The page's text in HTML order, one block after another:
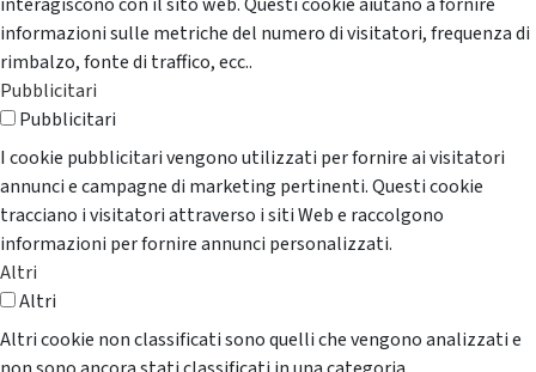
informazioni sulle metriche del numero di visitatori, frequenza di
rimbalzo, fonte di traffico, ecc..
Pubblicitari
Pubblicitari
I cookie pubblicitari vengono utilizzati per fornire ai visitatori
annunci e campagne di marketing pertinenti. Questi cookie
tracciano i visitatori attraverso i siti Web e raccolgono
informazioni per fornire annunci personalizzati.
Altri
Altri
Altri cookie non classificati sono quelli che vengono analizzati e